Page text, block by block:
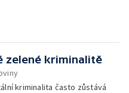
zelené kriminalitě
kriminalita často zůstává